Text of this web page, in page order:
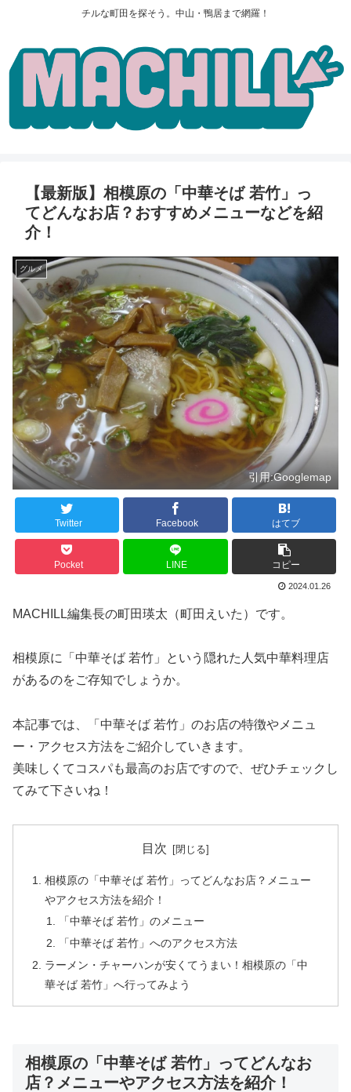
チルな町田を探そう。中山・鴨居まで網羅！
【最新版】相模原の「中華そば 若竹」っ
てどんなお店？おすすめメニューなどを紹
介！
グルメ
引用:Googlemap
Twitter Facebook はてブ
Pocket LINE コピー
2024.01.26
MACHILL編集長の町田瑛太（町田えいた）です。
相模原に「中華そば 若竹」という隠れた人気中華料理店
があるのをご存知でしょうか。
本記事では、「中華そば 若竹」のお店の特徴やメニュ
ー・アクセス方法をご紹介していきます。
美味しくてコスパも最高のお店ですので、ぜひチェックし
てみて下さいね！
目次
相模原の「中華そば 若竹」ってどんなお店？メニュー
やアクセス方法を紹介！
「中華そば 若竹」のメニュー
「中華そば 若竹」へのアクセス方法
ラーメン・チャーハンが安くてうまい！相模原の「中
華そば 若竹」へ行ってみよう
相模原の「中華そば 若竹」ってどんなお
店？メニューやアクセス方法を紹介！